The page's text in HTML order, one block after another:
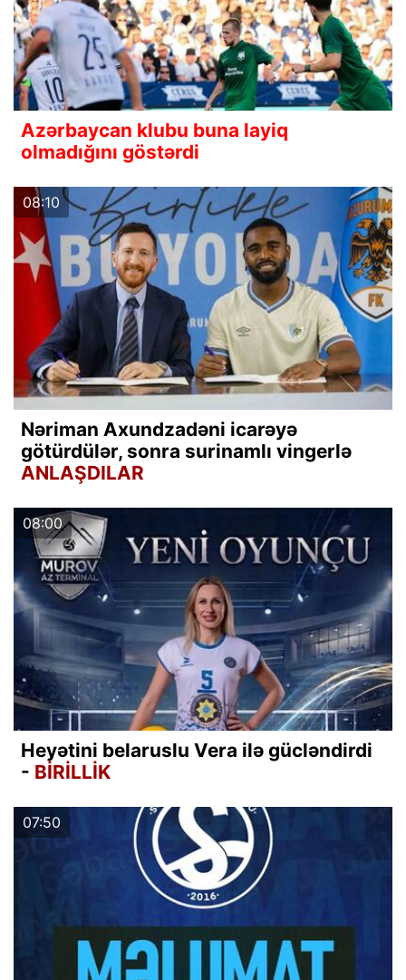
Azərbaycan klubu buna layiq
olmadığını göstərdi
08:10
Nəriman Axundzadəni icarəyə
götürdülər, sonra surinamlı vingerlə
ANLAŞDILAR
08:00
Heyətini belaruslu Vera ilə gücləndirdi
- BİRİLLİK
07:50